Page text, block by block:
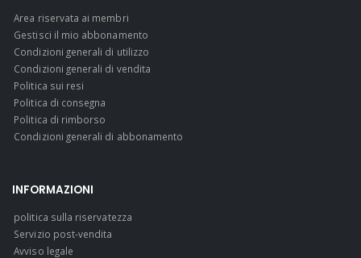
Area riservata ai membri
Gestisci il mio abbonamento
Condizioni generali di utilizzo
Condizioni generali di vendita
Politica sui resi
Politica di consegna
Politica di rimborso
Condizioni generali di abbonamento
INFORMAZIONI
politica sulla riservatezza
Servizio post-vendita
Avviso legale